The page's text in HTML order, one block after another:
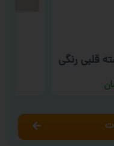
قلبی رنگی